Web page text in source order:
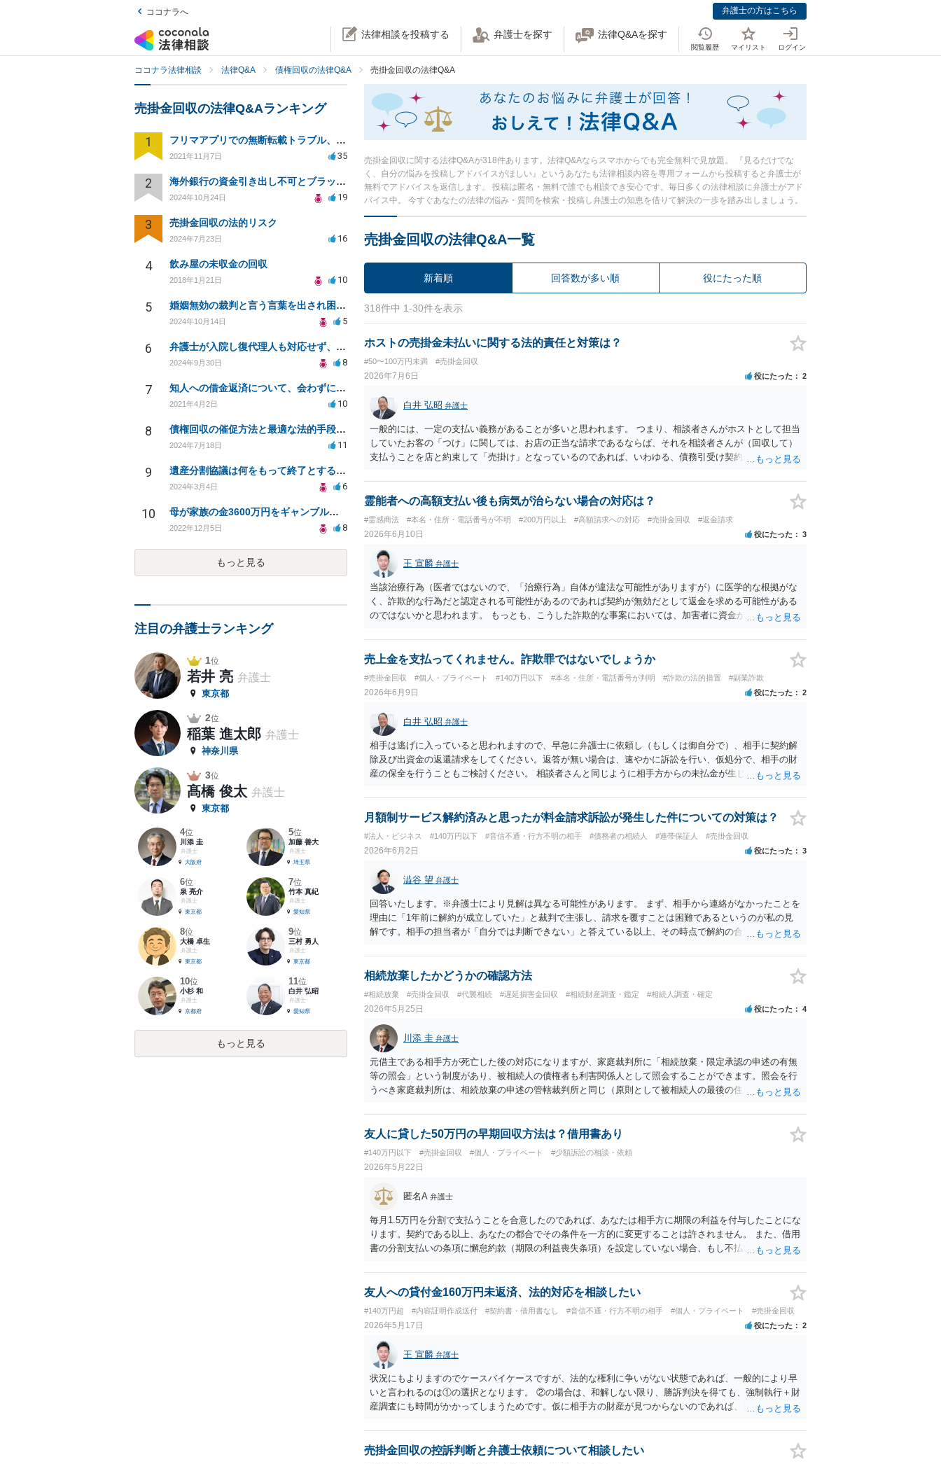
ココナラへ 弁護士の方はこちら
法律相談を投稿する 弁護士を探す 法律Q&Aを探す
閲覧履歴 マイリスト ログイン
ココナラ法律相談 法律Q&A 債権回収の法律Q&A 売掛金回収の法律Q&A
売掛金回収に関する法律Q&Aが318件あります。法律Q&Aならスマホからでも完全無料で見放題。 『見るだけでな
く、自分の悩みを投稿しアドバイスがほしい』というあなたも法律相談内容を専用フォームから投稿すると弁護士が
無料でアドバイスを返信します。 投稿は匿名・無料で誰でも相談でき安心です。毎日多くの法律相談に弁護士がアド
バイス中。 今すぐあなたの法律の悩み・質問を検索・投稿し弁護士の知恵を借りて解決の一歩を踏み出しましょう。
売掛金回収の法律Q&A一覧
新着順 回答数が多い順 役にたった順
318件中 1-30件を表示
ホストの売掛金未払いに関する法的責任と対策は？
#50〜100万円未満 #売掛金回収
2026年7月6日 役にたった 2
白井 弘昭 弁護士
一般的には、一定の支払い義務があることが多いと思われます。 つまり、相談者さんがホストとして担当
していたお客の「つけ」に関しては、お店の正当な請求であるならば、それを相談者さんが（回収して）
支払うことを店と約束して「売掛け」となっているのであれば、いわゆる、債務引受け契約が成立してい
許されませんので、それについては、証拠を保存し警察にご相談ください。 また、債務が高額になってい
るのであれば、破産等を検討することも視野に入れてください。
霊能者への高額支払い後も病気が治らない場合の対応は？
#霊感商法 #本名・住所・電話番号が不明 #200万円以上 #高額請求への対応 #売掛金回収 #返金請求
2026年6月10日 役にたった 3
王 宣麟 弁護士
当該治療行為（医者ではないので、「治療行為」自体が違法な可能性がありますが）に医学的な根拠がな
く、詐欺的な行為だと認定される可能性があるのであれば契約が無効だとして返金を求める可能性がある
のではないかと思われます。 もっとも、こうした詐欺的な事案においては、加害者に資金がないことを理
契約書類、説明資料等を含めて弁護士に相談されるのをお勧めします。
売上金を支払ってくれません。詐欺罪ではないでしょうか
#売掛金回収 #個人・プライベート #140万円以下 #本名・住所・電話番号が判明 #詐欺の法的措置 #副業詐欺
2026年6月9日 役にたった 2
白井 弘昭 弁護士
相手は逃げに入っていると思われますので、早急に弁護士に依頼し（もしくは御自分で）、相手に契約解
除及び出資金の返還請求をしてください。返答が無い場合は、速やかに訴訟を行い、仮処分で、相手の財
産の保全を行うこともご検討ください。 相談者さんと同じように相手方からの未払金が生じている出資者
すが、出資、配当金の未払いという関係だけでしたら、中々詐欺罪までには問えないと思われます。 未収
穫分の損害につきましては、契約を見ないと判断できないように思われますが、出資金の返還は求めるこ
月額制サービス解約済みと思ったが料金請求訴訟が発生した件についての対策は？
#法人・ビジネス #140万円以下 #音信不通・行方不明の相手 #債務者の相続人 #連帯保証人 #売掛金回収
2026年6月2日 役にたった 3
澁谷 望 弁護士
回答いたします。※弁護士により見解は異なる可能性があります。 まず、相手から連絡がなかったことを
理由に「1年前に解約が成立していた」と裁判で主張し、請求を覆すことは困難であるというのが私の見
解です。相手の担当者が「自分では判断できない」と答えている以上、その時点で解約の合意は成立して
ため、電話口のやり取りだけでは有効な解約と認められない可能性が高いです。 訴状が届いている以上、
何も対応せずに放置すると、相手の請求どおりの判決が下され、法人の口座などを差し押さえられるリス
期日に向けた裁判への対応（答弁書の提出など）を進めるのが最も手堅い対応と考えられます。
相続放棄したかどうかの確認方法
#相続放棄 #売掛金回収 #代襲相続 #遅延損害金回収 #相続財産調査・鑑定 #相続人調査・確定
2026年5月25日 役にたった 4
川添 圭 弁護士
元借主である相手方が死亡した後の対応になりますが、家庭裁判所に「相続放棄・限定承認の申述の有無
等の照会」という制度があり、被相続人の債権者も利害関係人として照会することができます。照会を行
うべき家庭裁判所は、相続放棄の申述の管轄裁判所と同じ（原則として被相続人の最後の住所地を管轄す
の存在を示す証拠資料などが必要になります。裁判所ウェブサイトで案内されていることが多いので、管
轄裁判所のホームページを確認してみてください。
友人に貸した50万円の早期回収方法は？借用書あり
#140万円以下 #売掛金回収 #個人・プライベート #少額訴訟の相談・依頼
2026年5月22日
匿名A 弁護士
毎月1.5万円を分割で支払うことを合意したのであれば、あなたは相手方に期限の利益を付与したことにな
ります。契約である以上、あなたの都合でその条件を一方的に変更することは許されません。 また、借用
書の分割支払いの条項に懈怠約款（期限の利益喪失条項）を設定していない場合、もし不払いが発生して
めることができないことになります。もし懈怠約款が設定されている場合は、その懈怠約款の不払い条件
を満たせば、残額を一括して請求できることになります。
友人への貸付金160万円未返済、法的対応を相談したい
#140万円超 #内容証明作成送付 #契約書・借用書なし #音信不通・行方不明の相手 #個人・プライベート #売掛金回収
2026年5月17日 役にたった 2
王 宣麟 弁護士
状況にもよりますのでケースバイケースですが、法的な権利に争いがない状態であれば、一般的により早
いと言われるのは①の選択となります。 ②の場合は、和解しない限り、勝訴判決を得ても、強制執行＋財
産調査にも時間がかかってしまうためです。仮に相手方の財産が見つからないのであれば、判決も単なる
であれば個別にご連絡いただければと存じます。
売掛金回収の控訴判断と弁護士依頼について相談したい
売掛金回収の法律Q&Aランキング
1 フリマアプリでの無断転載トラブル、法的リスクと対応策
2021年11月7日 35
2 海外銀行の資金引き出し不可とブラックリスト問題の相談
2024年10月24日 19
3 売掛金回収の法的リスク
2024年7月23日 16
4 飲み屋の未収金の回収
2018年1月21日 10
5 婚姻無効の裁判と言う言葉を出され困っています
2024年10月14日 5
6 弁護士が入院し復代理人も対応せず、着手金の返金は可能か？
2024年9月30日 8
7 知人への借金返済について、会わずにできますか？
2021年4月2日 10
8 債権回収の催促方法と最適な法的手段についての相談
2024年7月18日 11
9 遺産分割協議は何をもって終了とするのですか
2024年3月4日 6
10 母が家族の金3600万円をギャンブルで消しました。一部でもいいので回収できませんか
2022年12月5日 8
もっと見る
注目の弁護士ランキング
1位
若井 亮 弁護士
東京都
2位
稲葉 進太郎 弁護士
神奈川県
3位
髙橋 俊太 弁護士
東京都
4位
川添 圭
弁護士
大阪府
5位
加藤 善大
弁護士
埼玉県
6位
泉 亮介
弁護士
東京都
7位
竹本 真紀
弁護士
愛知県
8位
大橋 卓生
弁護士
東京都
9位
三村 勇人
弁護士
東京都
10位
小杉 和
弁護士
京都府
11位
白井 弘昭
弁護士
愛知県
もっと見る